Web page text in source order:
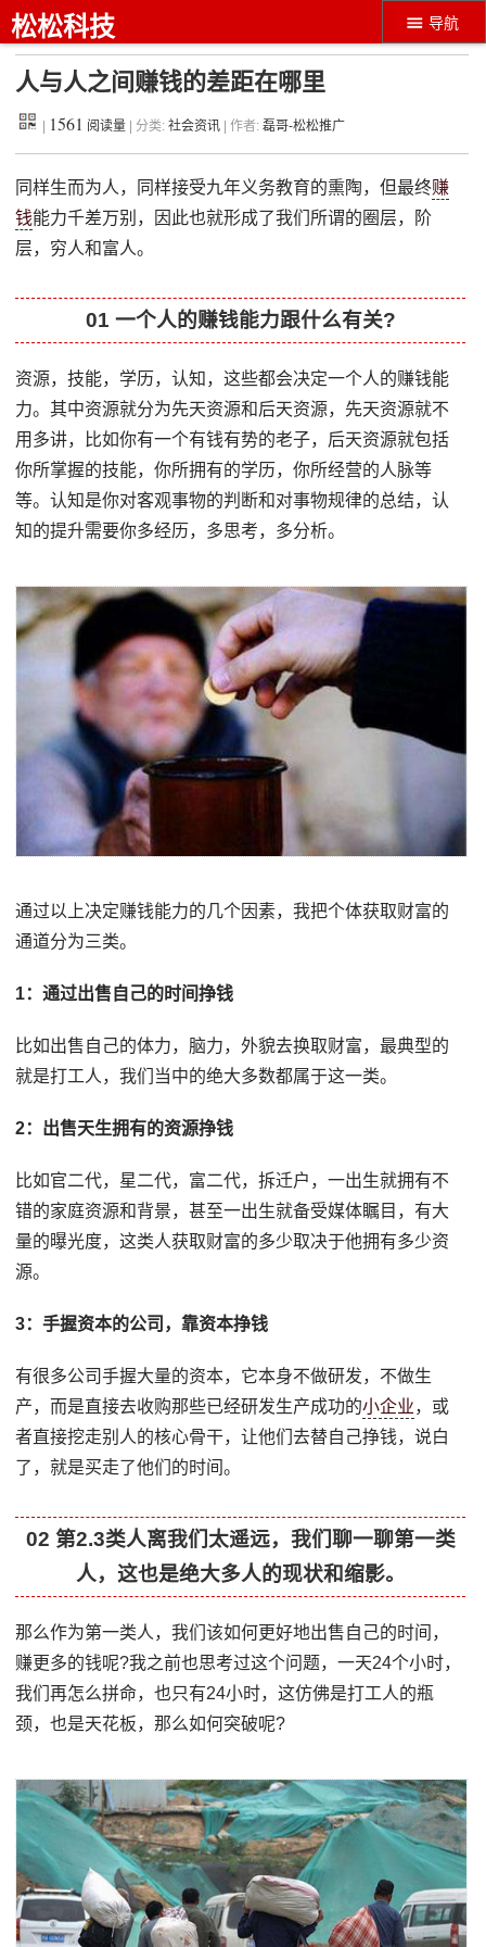
导航
松松科技
人与人之间赚钱的差距在哪里
1561 阅读量 | 分类:社会资讯 | 作者:磊哥-松松推广
同样生而为人，同样接受九年义务教育的熏陶，但最终赚
钱能力千差万别，因此也就形成了我们所谓的圈层，阶
层，穷人和富人。
01 一个人的赚钱能力跟什么有关?
资源，技能，学历，认知，这些都会决定一个人的赚钱能
力。其中资源就分为先天资源和后天资源，先天资源就不
用多讲，比如你有一个有钱有势的老子，后天资源就包括
你所掌握的技能，你所拥有的学历，你所经营的人脉等
等。认知是你对客观事物的判断和对事物规律的总结，认
知的提升需要你多经历，多思考，多分析。
通过以上决定赚钱能力的几个因素，我把个体获取财富的
通道分为三类。
1：通过出售自己的时间挣钱
比如出售自己的体力，脑力，外貌去换取财富，最典型的
就是打工人，我们当中的绝大多数都属于这一类。
2：出售天生拥有的资源挣钱
比如官二代，星二代，富二代，拆迁户，一出生就拥有不
错的家庭资源和背景，甚至一出生就备受媒体瞩目，有大
量的曝光度，这类人获取财富的多少取决于他拥有多少资
源。
3：手握资本的公司，靠资本挣钱
有很多公司手握大量的资本，它本身不做研发，不做生
产，而是直接去收购那些已经研发生产成功的小企业，或
者直接挖走别人的核心骨干，让他们去替自己挣钱，说白
了，就是买走了他们的时间。
02 第2.3类人离我们太遥远，我们聊一聊第一类
人，这也是绝大多人的现状和缩影。
那么作为第一类人，我们该如何更好地出售自己的时间，
赚更多的钱呢?我之前也思考过这个问题，一天24个小时，
我们再怎么拼命，也只有24小时，这仿佛是打工人的瓶
颈，也是天花板，那么如何突破呢?